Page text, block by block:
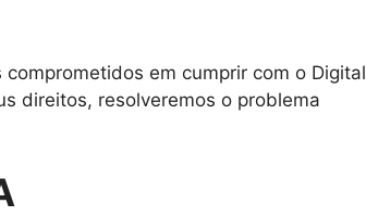
em cumprir com o Digital
direitos, resolveremos o problema